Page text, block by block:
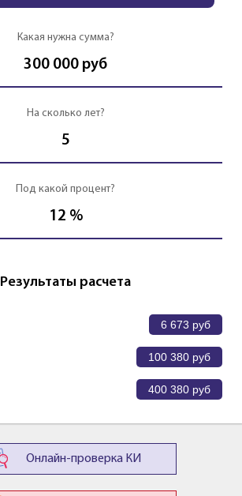
Какая нужна сумма?
300 000 руб
На сколько лет?
5
Под какой процент?
12 %
Результаты расчета
6 673 руб
100 380 руб
400 380 руб
Онлайн-проверка КИ